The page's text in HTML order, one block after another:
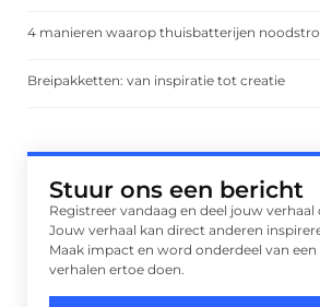
4 manieren waarop thuisbatterijen
Breipakketten: van inspiratie tot creatie
Stuur ons een bericht
Registreer vandaag en deel jouw
Jouw verhaal kan direct anderen
Maak impact en word onderdeel van
verhalen ertoe doen.